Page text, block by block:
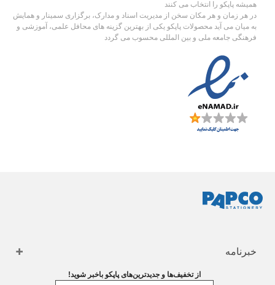
همیشه پاپکو را انتخاب می کنند
در هر زمان و هر مکان سخن از مدیریت اسناد و مدارک، برگزاری سمینار و همایش
به میان می آید محصولات پاپکو یکی از بهترین گزینه های محافل علمی، آموزشی و
فرهنگی جامعه ملی و بین المللی محسوب می گردد
خبرنامه
از تخفیف‌ها و جدیدترین‌های پاپکو باخبر شوید!